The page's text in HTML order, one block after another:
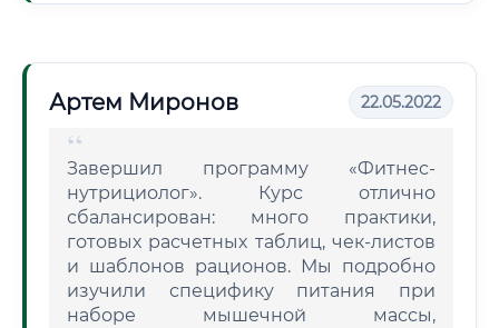
Артем Миронов 22.05.2022
Завершил программу «Фитнес-
нутрициолог». Курс отлично
сбалансирован: много практики,
готовых расчетных таблиц, чек-листов
и шаблонов рационов. Мы подробно
изучили специфику питания при
наборе мышечной массы,